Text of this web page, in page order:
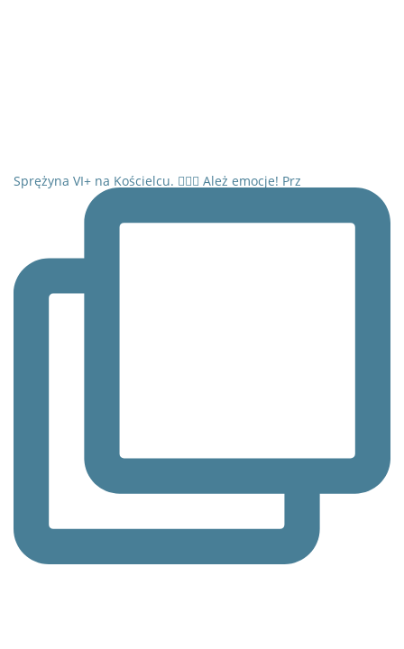
Sprężyna VI+ na Kościelcu. 🧗‍♂️⛰️ Ależ emocje! Prz